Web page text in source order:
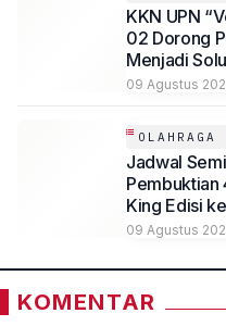
KKN UPN
02 Dorong
Menjadi
09 Agustus
OLAHRAGA
Jadwal
Pembuktian
King Edisi
09 Agustus
KOMENTAR